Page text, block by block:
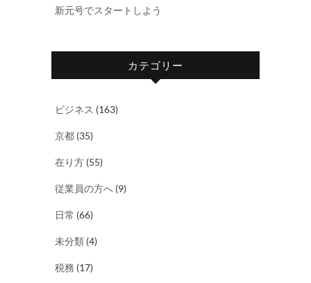
新元号でスタートしよう
カテゴリー
ビジネス (163)
京都 (35)
在り方 (55)
従業員の方へ (9)
日常 (66)
未分類 (4)
税務 (17)